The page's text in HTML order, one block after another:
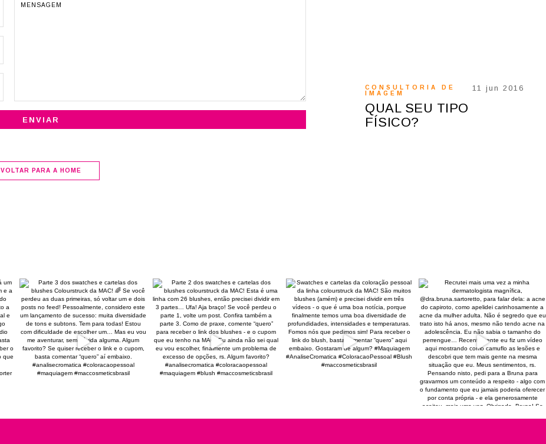
VOLTAR PARA A HOME
QUAIS CORES
CONSULTORIA DE
IMAGEM
11 jun 2016
QUAL SEU TIPO
FÍSICO?